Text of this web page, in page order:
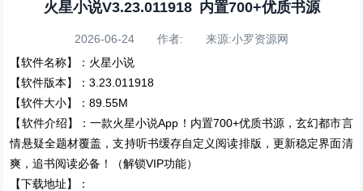
火星小说V3.23.011918 内置700+优质书源
2026-06-24 作者: 来源:小罗资源网
【软件名称】：火星小说
【软件版本】：3.23.011918
【软件大小】：89.55M
【软件介绍】：一款火星小说App！内置700+优质书源，玄幻都市言
情悬疑全题材覆盖，支持听书缓存自定义阅读排版，更新稳定界面清
爽，追书阅读必备！（解锁VIP功能）
【下载地址】：